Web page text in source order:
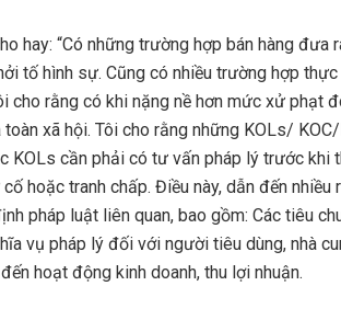
hay: “Có những trường hợp bán hàng
tố hình sự. Cũng có nhiều trường hợp
cho rằng có khi nặng nề hơn mức xử
toàn xã hội. Tôi cho rằng những KOLs/
KOLs cần phải có tư vấn pháp lý trước
hoặc tranh chấp. Điều này, dẫn đến
pháp luật liên quan, bao gồm: Các tiêu
vụ pháp lý đối với người tiêu dùng, nhà
đến hoạt động kinh doanh, thu lợi nhuận.